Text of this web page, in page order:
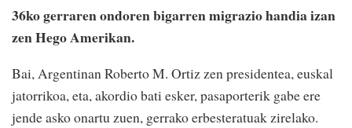
36ko gerraren ondoren bigarren migrazio handia izan
zen Hego Amerikan.
Bai, Argentinan Roberto M. Ortiz zen presidentea, euskal
jatorrikoa, eta, akordio bati esker, pasaporterik gabe ere
jende asko onartu zuen, gerrako erbesteratuak zirelako.